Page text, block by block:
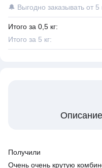
🔔 Выгодно заказывать от 5
Итого за 0,5 кг:
Итого за 5 кг:
Получили
Очень очень крутую